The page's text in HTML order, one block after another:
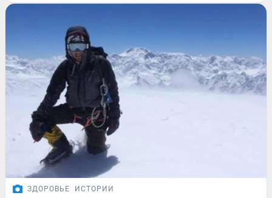
ЗДОРОВЬЕ ИСТОРИИ